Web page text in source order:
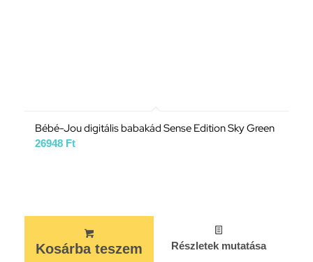
Bébé-Jou digitális babakád Sense Edition Sky Green
26948 Ft
Kosárba teszem Részletek mutatása